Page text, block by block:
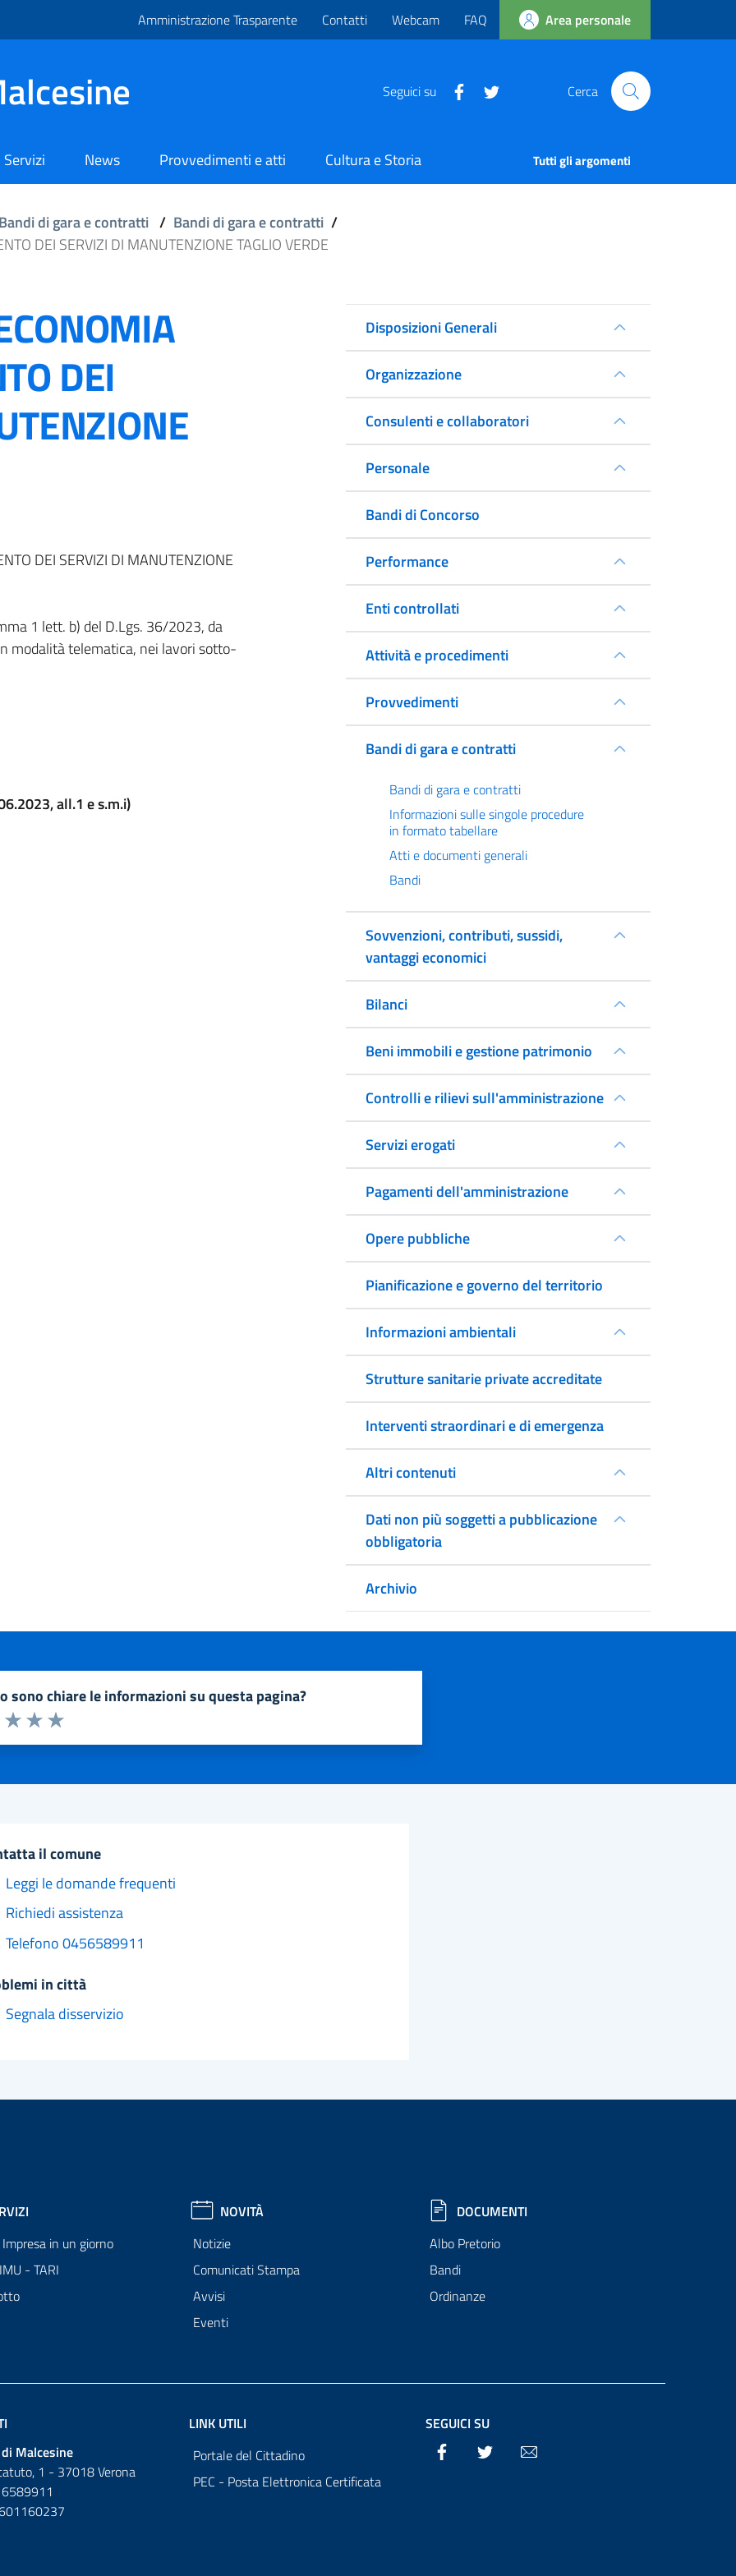
Amministrazione Trasparente Contatti Webcam FAQ Area personale
Seguici su Cerca
Servizi News Provvedimenti e atti Cultura e Storia Tutti gli argomenti
Bandi di gara e contratti / Bandi di gara e contratti /
DEI SERVIZI DI MANUTENZIONE TAGLIO VERDE
DEI
DEI SERVIZI DI MANUTENZIONE
1 lett. b) del D.Lgs. 36/2023, da
modalità telematica, nei lavori sotto-
all.1 e s.m.i)
Disposizioni Generali
Organizzazione
Consulenti e collaboratori
Personale
Bandi di Concorso
Performance
Enti controllati
Attività e procedimenti
Provvedimenti
Bandi di gara e contratti
Bandi di gara e contratti
Informazioni sulle singole procedure
in formato tabellare
Atti e documenti generali
Bandi
Sovvenzioni, contributi, sussidi,
vantaggi economici
Bilanci
Beni immobili e gestione patrimonio
Controlli e rilievi sull'amministrazione
Servizi erogati
Pagamenti dell'amministrazione
Opere pubbliche
Pianificazione e governo del territorio
Informazioni ambientali
Strutture sanitarie private accreditate
Interventi straordinari e di emergenza
Altri contenuti
Dati non più soggetti a pubblicazione
obbligatoria
Archivio
sono chiare le informazioni su questa pagina?
1 a 5 stelle la pagina
Valuta 5 stelle su 5
Valuta 4 stelle su 5
Valuta 3 stelle su 5
2 stelle su 5
stelle su 5
il comune
Leggi le domande frequenti
Richiedi assistenza
Telefono 0456589911
in città
Segnala disservizio
in un giorno
- TARI
NOVITÀ
Notizie
Comunicati Stampa
Avvisi
Eventi
DOCUMENTI
Albo Pretorio
Bandi
Ordinanze
Malcesine
1 - 37018 Verona
LINK UTILI
Portale del Cittadino
PEC - Posta Elettronica Certificata
SEGUICI SU
Facebook Twitter